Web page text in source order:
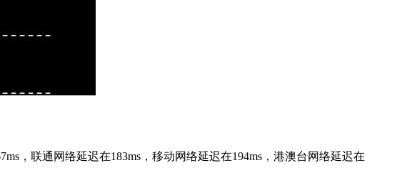
，联通网络延迟在183ms，移动网络延迟在194ms，港澳台网络延迟在